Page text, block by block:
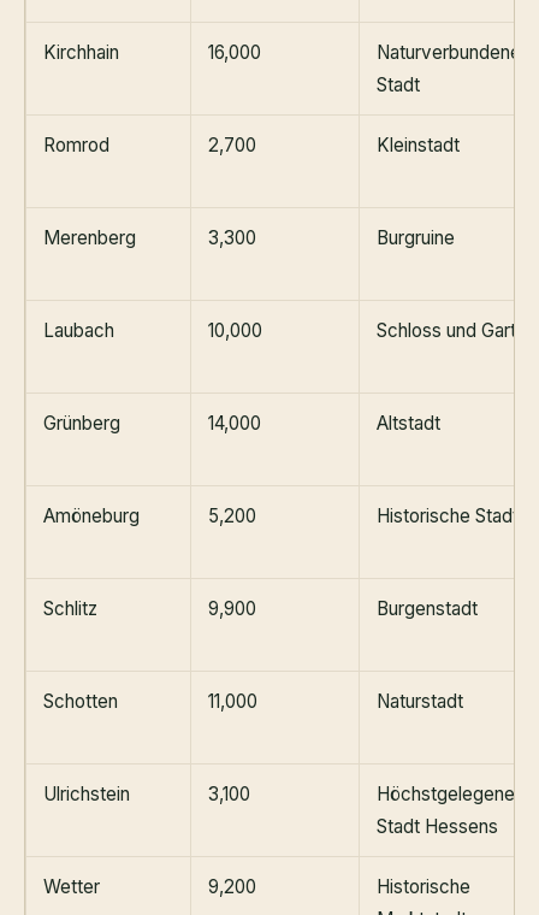
Kirchhain 16,000
Naturverbundene
Stadt
Romrod 2,700 Kleinstadt
Merenberg 3,300 Burgruine
Laubach 10,000 Schloss und Garten
Grünberg 14,000 Altstadt
Amöneburg 5,200 Historische Stadt
Schlitz 9,900 Burgenstadt
Schotten 11,000 Naturstadt
Ulrichstein 3,100
Höchstgelegene
Stadt Hessens
Wetter 9,200
Historische